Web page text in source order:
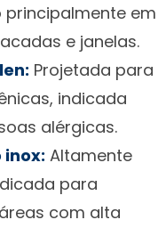
principalmente em
e janelas.
Projetada para
indicada
alérgicas.
Altamente
para
com alta